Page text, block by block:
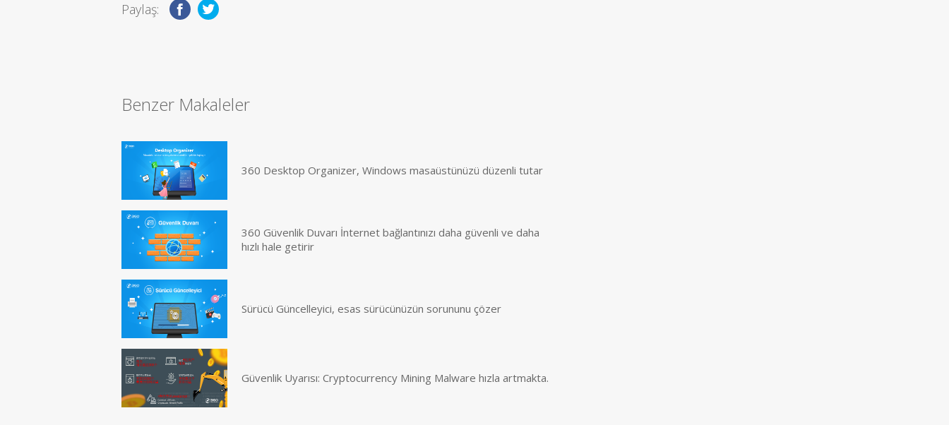
Paylaş:
Benzer Makaleler
360 Desktop Organizer, Windows masaüstünüzü düzenli tutar
360 Güvenlik Duvarı İnternet bağlantınızı daha güvenli ve daha
hızlı hale getirir
Sürücü Güncelleyici, esas sürücünüzün sorununu çözer
Güvenlik Uyarısı: Cryptocurrency Mining Malware hızla artmakta.